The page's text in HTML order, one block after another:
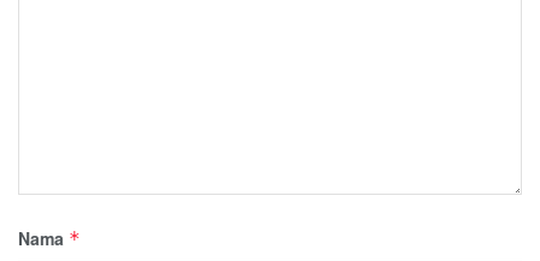
Nama *